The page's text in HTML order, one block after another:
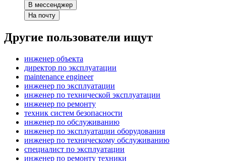
В мессенджер
На почту
Другие пользователи ищут
инженер объекта
директор по эксплуатации
maintenance engineer
инженер по эксплуатации
инженер по технической эксплуатации
инженер по ремонту
техник систем безопасности
инженер по обслуживанию
инженер по эксплуатации оборудования
инженер по техническому обслуживанию
специалист по эксплуатации
инженер по ремонту техники